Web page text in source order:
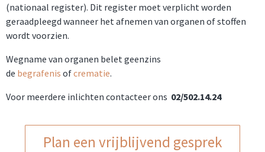
(nationaal register). Dit register moet verplicht worden
geraadpleegd wanneer het afnemen van organen of stoffen
wordt voorzien.
Wegname van organen belet geenzins
de begrafenis ofcrematie.
Voor meerdere inlichten contacteer ons 02/502.14.24
Plan een vrijblijvend gesprek